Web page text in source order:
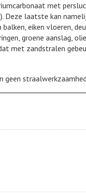
met
Deze laatste kan
eiken vloeren,
groene aanslag,
met zandstralen